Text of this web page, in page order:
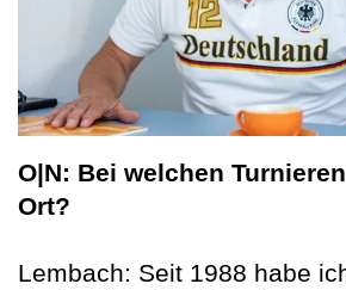
O|N: Bei welchen
Ort?
Lembach: Seit 1988 habe